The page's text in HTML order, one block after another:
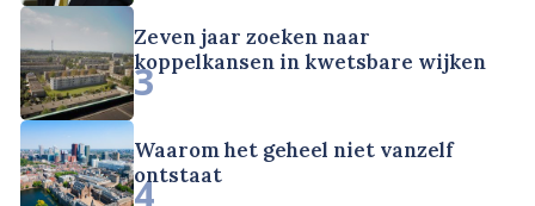
Zeven jaar zoeken naar
koppelkansen in kwetsbare wijken
3
Waarom het geheel niet vanzelf
ontstaat
4